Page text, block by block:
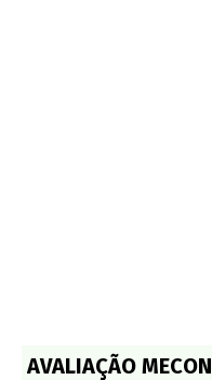
AVALIAÇÃO MECON